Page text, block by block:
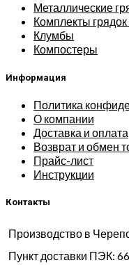
Металлические
Комплекты
Клумбы
Компостеры
Информация
Политика
О компании
Доставка и оплата
Возврат и обмен
Прайс-лист
Инструкции
Контакты
Производство в
Пункт доставки ПЭК: